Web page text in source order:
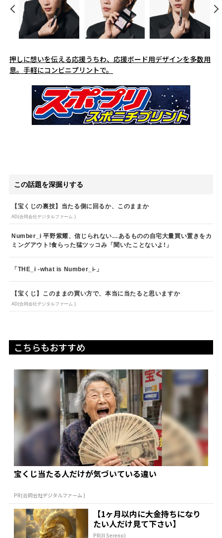
押しに想いを伝える応援うちわ、応援ボード用デザインを多数用
意。手軽にコンビニプリントで。
この話題を深掘りする
【宝くじの裏技】当たる側に回るか、このままか
AD(合同会社デジタルファーム )
Number_i 平野紫耀、信じられない…あるものの自宅大量買い置きをカ
ミングアウト!食らった猛ツッコみ「聞いたことないよ!」
「THE_i -what is Number_i-」
【宝くじ】このままの買い方で、本当に当たると思いますか
AD(合同会社デジタルファーム )
こちらもおすすめ
宝くじ当たる人だけが気づいている違い
PR(合同会社デジタルファーム )
【1ヶ月以内に大金持ちになり
たい人だけ見て下さい】
PR(Il Sereno)